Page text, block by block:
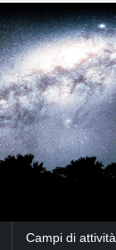
Campi di attività